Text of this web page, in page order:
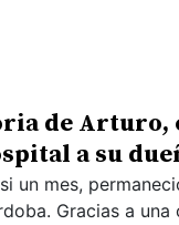
de Arturo,
a su
un mes,
Gracias a